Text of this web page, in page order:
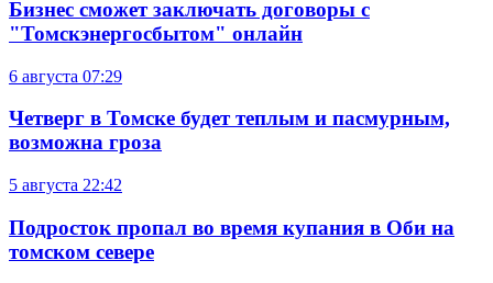
Бизнес сможет заключать договоры с
"Томскэнергосбытом" онлайн
6 августа 07:29
Четверг в Томске будет теплым и пасмурным,
возможна гроза
5 августа 22:42
Подросток пропал во время купания в Оби на
томском севере